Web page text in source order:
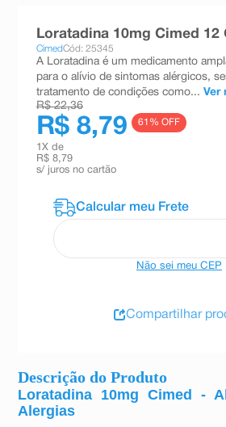
Descrição do Produto
Loratadina 10mg Cimed -
Alergias
Loratadina 10mg Cimed
CimedCód: 25345
A Loratadina é um medicamento
para o alívio de sintomas alérgicos,
tratamento de condições como... Ver
R$ 22,36
R$ 8,79 61 % OFF
1 X de
R$ 8,79
s/ juros no cartão
Não sei meu CEP
Compartilhar
esmalte
ºabsorvente